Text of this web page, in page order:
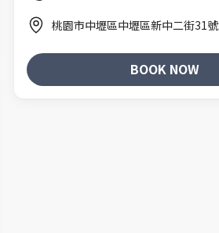
桃園市中壢區中壢區新中二街31號
BOOK NOW